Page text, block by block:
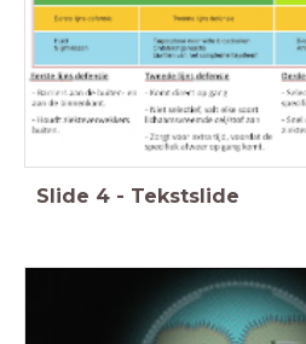
Slide 4 - Tekstslide